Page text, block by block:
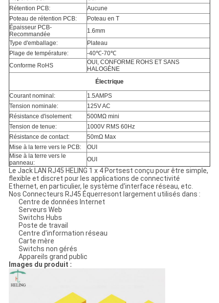
Rétention PCB:
Aucune
Poteau de rétention PCB:
Poteau en T
Épaisseur PCB-
Recommandée
1.6mm
Type d'emballage:
Plateau
Plage de température:
-40℃-70℃
Conforme RoHS
OUI, CONFORME ROHS ET SANS
HALOGÈNE
Électrique
Courant nominal:
1.5AMPS
Tension nominale:
125V AC
Résistance d'isolement:
500MΩ mini
Tension de tenue:
1000V RMS 60Hz
Résistance de contact:
50mΩ Max
Mise à la terre vers le PCB:
OUI
Mise à la terre vers le
panneau:
OUI
Le Jack LAN RJ45 HELING 1 x 4 Portsest conçu pour être simple,
flexible et discret pour les applications de connectivité
Ethernet, en particulier, le système d'interface réseau, etc.
Nos Connecteurs RJ45 Équerresont largement utilisés dans :
Centre de données Internet
Serveurs Web
Switchs Hubs
Poste de travail
Centre d'information réseau
Carte mère
Switchs non gérés
Appareils grand public
Images du produit :